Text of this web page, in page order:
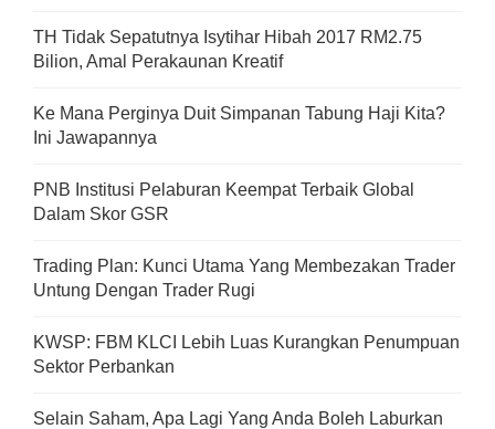
TH Tidak Sepatutnya Isytihar Hibah 2017 RM2.75
Bilion, Amal Perakaunan Kreatif
Ke Mana Perginya Duit Simpanan Tabung Haji Kita?
Ini Jawapannya
PNB Institusi Pelaburan Keempat Terbaik Global
Dalam Skor GSR
Trading Plan: Kunci Utama Yang Membezakan Trader
Untung Dengan Trader Rugi
KWSP: FBM KLCI Lebih Luas Kurangkan Penumpuan
Sektor Perbankan
Selain Saham, Apa Lagi Yang Anda Boleh Laburkan